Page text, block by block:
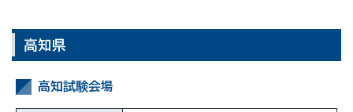
高知県
高知試験会場